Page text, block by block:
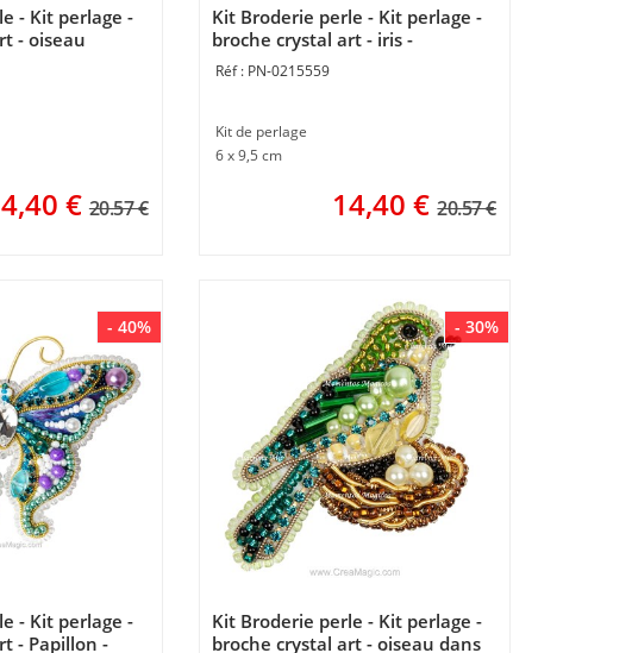
- Kit perlage -
- oiseau
Magicos
€ 20.57 €
Kit Broderie perle - Kit perlage -
broche crystal art - iris -
Momentos Magicos
PN-0215559
Kit de perlage
6 x 9,5 cm
14,40 € 20.57 €
- 40%
- Kit perlage -
- Papillon -
- 30%
Kit Broderie perle - Kit perlage -
broche crystal art - oiseau dans